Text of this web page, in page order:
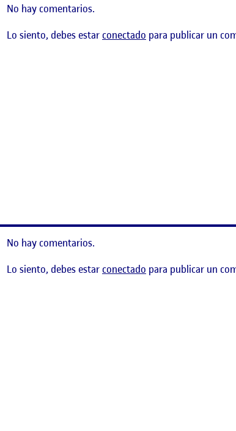
No hay comentarios.
Lo siento, debes estarconectado para publicar un
No hay comentarios.
Lo siento, debes estarconectado para publicar un